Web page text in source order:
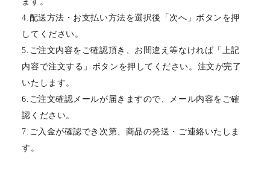
4.配送方法・お支払い方法を選択後「次へ」ボタンを押
してください。
5.ご注文内容をご確認頂き、お間違え等なければ「上記
内容で注文する」ボタンを押してください。注文が完了
いたします。
6.ご注文確認メールが届きますので、メール内容をご確
認ください。
7.ご入金が確認でき次第、商品の発送・ご連絡いたしま
す。